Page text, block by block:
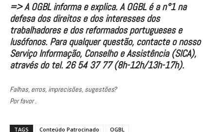
=> A OGBL informa e explica. A OGBL é a n°1 na
defesa dos direitos e dos interesses dos
trabalhadores e dos reformados portugueses e
lusófonos. Para qualquer questão, contacte o nosso
Serviço Informação, Conselho e Assistência (SICA),
através do tel. 26 54 37 77 (8h-12h/13h-17h).
Falhas, erros, imprecisões, sugestões?
Por favor .
TAGS Conteúdo Patrocinado OGBL